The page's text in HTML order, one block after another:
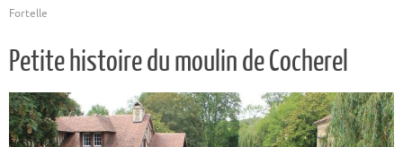
Fortelle
Petite histoire du moulin de Cocherel